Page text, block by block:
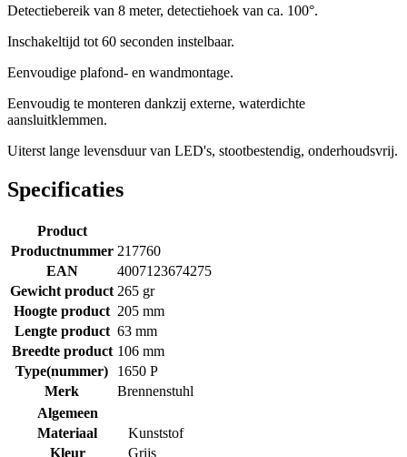
Detectiebereik van 8 meter, detectiehoek van ca. 100°.
Inschakeltijd tot 60 seconden instelbaar.
Eenvoudige plafond- en wandmontage.
Eenvoudig te monteren dankzij externe, waterdichte
aansluitklemmen.
Uiterst lange levensduur van LED's, stootbestendig, onderhoudsvrij.
Specificaties
Product
Productnummer 217760
EAN
4007123674275
Gewicht product 265 gr
Hoogte product 205 mm
Lengte product 63 mm
Breedte product 106 mm
Type(nummer)
1650 P
Merk
Brennenstuhl
Algemeen
Materiaal
Kunststof
Kleur
Grijs